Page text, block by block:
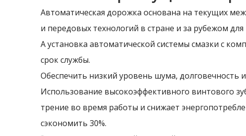
Автоматическая дорожка основана на текущих
и передовых технологий в стране и за рубежом
А установка автоматической системы смазки с
срок службы.
Обеспечить низкий уровень шума, долговечность
Использование высокоэффективного винтового
трение во время работы и снижает
сэкономить 30%.